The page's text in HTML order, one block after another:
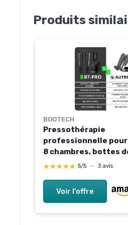
Produits
BOOTECH
Pressothérapie
professionnelle pour
8 chambres, bottes
pressothérapie,
portable pour
lymphatique,
★★★★★
★★★★★ 5/5 — 3 avis
Voir l'offre